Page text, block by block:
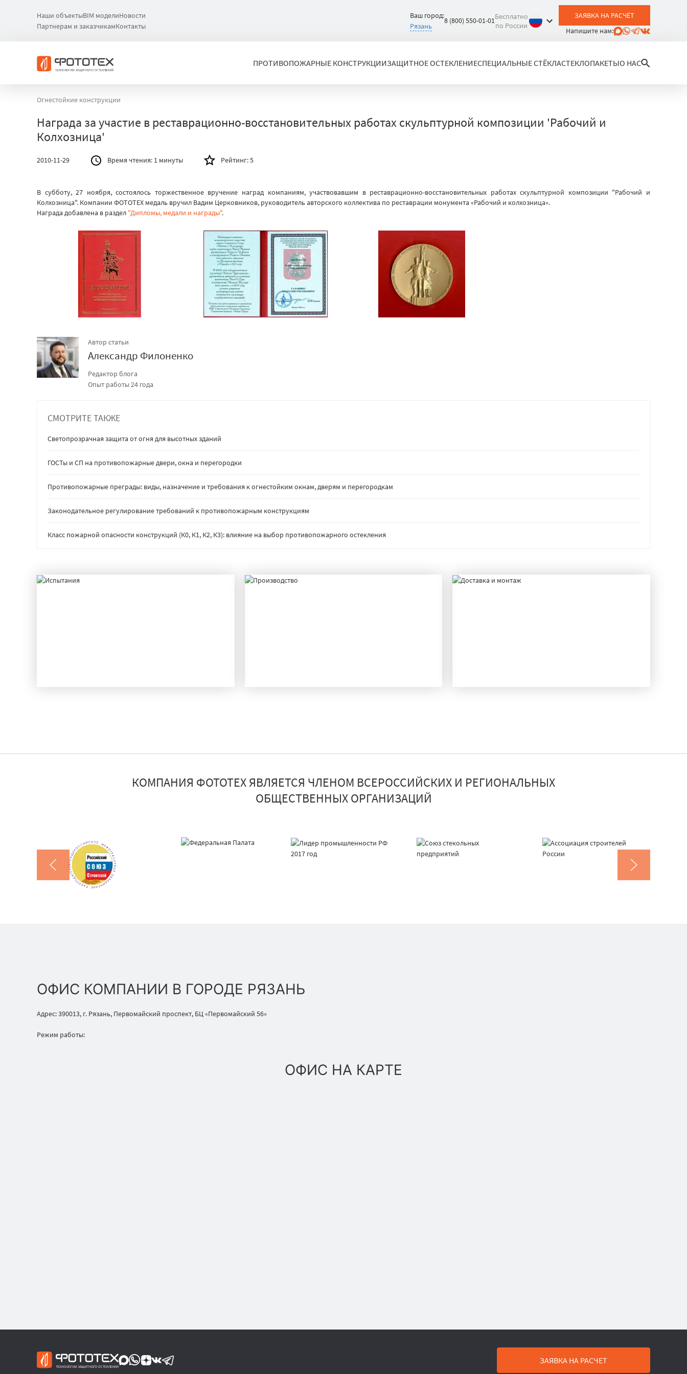
Наши объектыBIM моделиНовости
Партнерам и заказчикамКонтакты
Ваш город:
Рязань
8 (800) 550-01-01Бесплатно
по России
ЗАЯВКА НА РАСЧЁТ
Напишите нам:
ПРОТИВОПОЖАРНЫЕ КОНСТРУКЦИИЗАЩИТНОЕ ОСТЕКЛЕНИЕСПЕЦИАЛЬНЫЕ СТЁКЛАСТЕКЛОПАКЕТЫО НАС
Огнестойкие конструкции
Награда за участие в реставрационно-восстановительных работах скульптурной композиции 'Рабочий и
Колхозница'
2010-11-29 Время чтения: 1 минуты Рейтинг:5
В субботу, 27 ноября, состоялось торжественное вручение наград компаниям, участвовавшим в реставрационно-восстановительных работах скульптурной композиции "Рабочий и
Колхозница". Компании ФОТОТЕХ медаль вручил Вадим Церковников, руководитель авторского коллектива по реставрации монумента «Рабочий и колхозница».
Награда добавлена в раздел "Дипломы, медали и награды".
Автор статьи
Александр Филоненко
Редактор блога
Опыт работы 24 года
СМОТРИТЕ ТАКЖЕ
Светопрозрачная защита от огня для высотных зданий
ГОСТы и СП на противопожарные двери, окна и перегородки
Противопожарные преграды: виды, назначение и требования к огнестойким окнам, дверям и перегородкам
Законодательное регулирование требований к противопожарным конструкциям
Класс пожарной опасности конструкций (К0, К1, К2, К3): влияние на выбор противопожарного остекления
КОМПАНИЯ ФОТОТЕХ ЯВЛЯЕТСЯ ЧЛЕНОМ ВСЕРОССИЙСКИХ И РЕГИОНАЛЬНЫХ
ОБЩЕСТВЕННЫХ ОРГАНИЗАЦИЙ
ОФИС КОМПАНИИ В ГОРОДЕ РЯЗАНЬ
Адрес: 390013, г. Рязань, Первомайский проспект, БЦ «Первомайский 56»
Режим работы:
ОФИС НА КАРТЕ
ЗАЯВКА НА РАСЧЕТ